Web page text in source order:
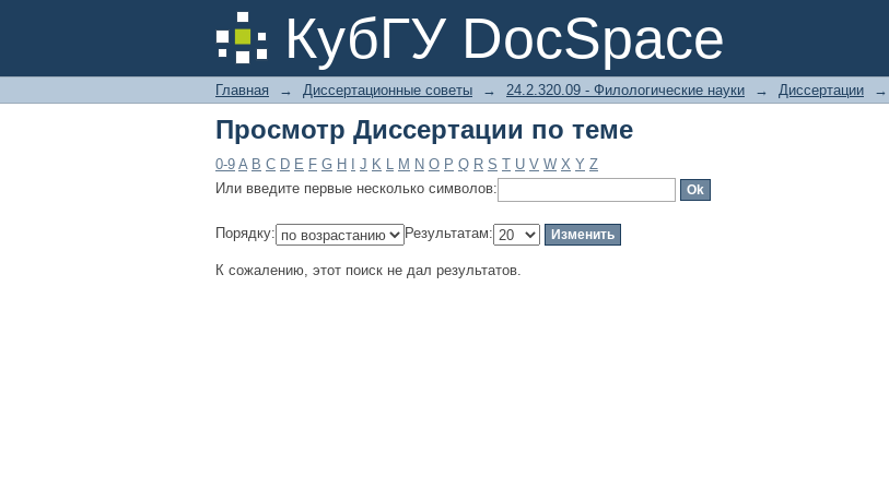
КубГУ DocSpace
Просмотр Диссертации по теме
Главная → Диссертационные советы → 24.2.320.09 - Филологические науки → Диссертации →
Просмотр Диссертации по теме
0-9 A B C D E F G H J K L M N O P Q R S T U V W X Y Z
Или введите первые несколько символов:
Порядку: Результатам:
К сожалению, этот поиск не дал результатов.